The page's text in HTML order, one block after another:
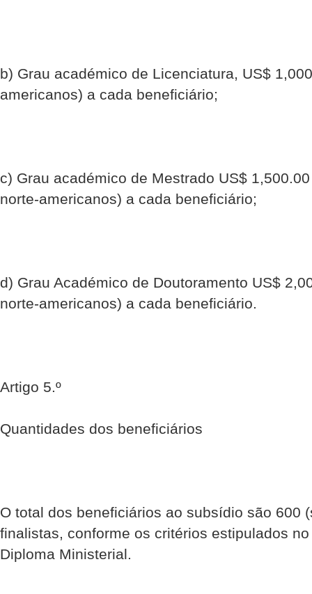
b) Grau académico de Licenciatura, US$
americanos) a cada beneficiário;
c) Grau académico de Mestrado US$
norte-americanos) a cada beneficiário;
d) Grau Académico de Doutoramento US$
norte-americanos) a cada beneficiário.
Artigo 5.º
Quantidades dos beneficiários
O total dos beneficiários ao subsídio são 600
finalistas, conforme os critérios estipulados
Diploma Ministerial.